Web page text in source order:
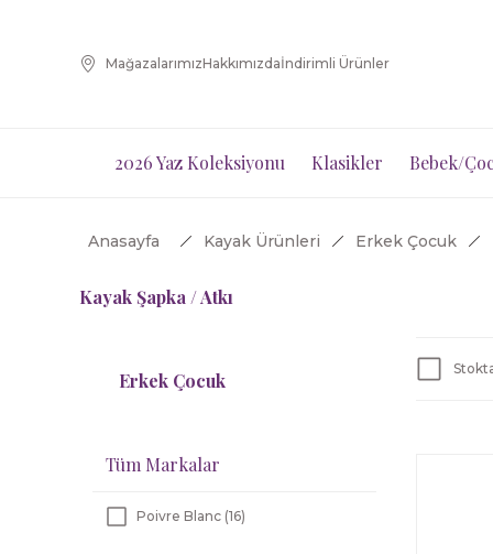
MağazalarımızHakkımızdaİndirimli Ürünler
2026 Yaz Koleksiyonu Klasikler Bebek/
Anasayfa Kayak Ürünleri Erkek Çocuk
Kayak Şapka / Atkı
Erkek Çocuk
Tüm Markalar
Poivre Blanc (16)